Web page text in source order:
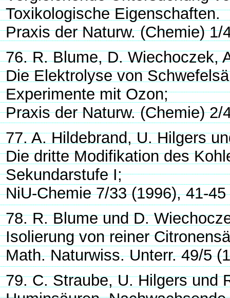
Toxikologische Eigenschaften.
Praxis der Naturw. (Chemie) 1/
76. R. Blume, D. Wiechoczek,
Die Elektrolyse von
Experimente mit Ozon;
Praxis der Naturw. (Chemie) 2/
77. A. Hildebrand, U. Hilgers
Die dritte Modifikation des
Sekundarstufe I;
NiU-Chemie 7/33 (1996), 41-45
78. R. Blume und D.
Isolierung von reiner
Math. Naturwiss. Unterr. 49/5
79. C. Straube, U. Hilgers und